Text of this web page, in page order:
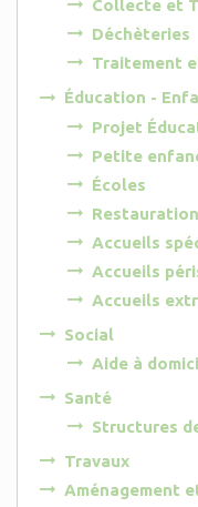
Collecte et
Déchèteries
Traitement
Éducation -
Projet
Petite
Écoles
Accueils
Accueils
Accueils
Social
Aide à
Santé
Structures
Travaux
Aménagement